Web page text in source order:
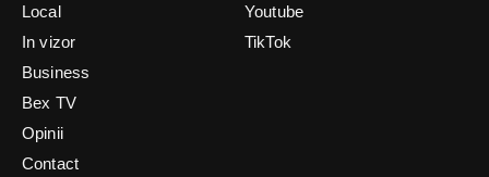
Local
In vizor
Business
Bex TV
Opinii
Contact
Youtube
TikTok